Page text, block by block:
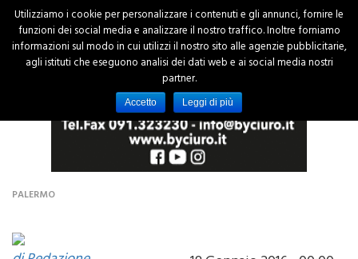
PALERMO
di Redazione
Utilizziamo i cookie per personalizzare i contenuti e gli annunci, fornire le
funzioni dei social media e analizzare il nostro traffico. Inoltre forniamo
informazioni sul modo in cui utilizzi il nostro sito alle agenzie pubblicitarie,
agli istituti che eseguono analisi dei dati web e ai social media nostri
partner.
Accetto Leggi di più